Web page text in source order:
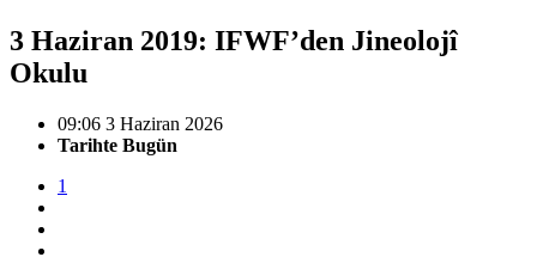
3 Haziran 2019: IFWF’den Jineolojî
Okulu
09:06 3 Haziran 2026
Tarihte Bugün
1